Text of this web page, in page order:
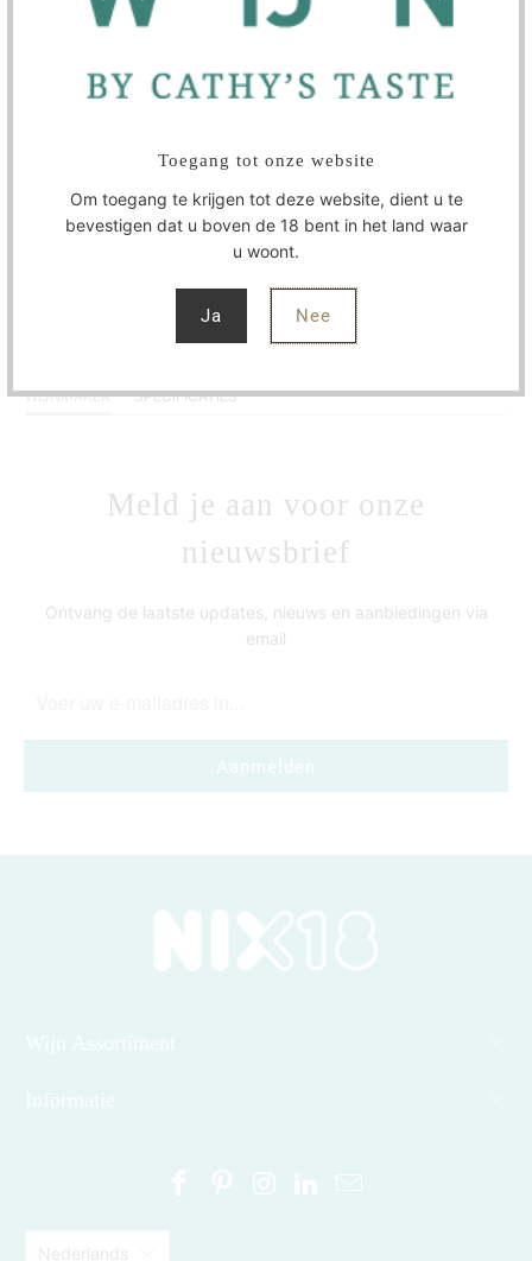
WIJNMAKER SPECIFICATIES
Meld je aan voor onze
nieuwsbrief
Ontvang de laatste updates, nieuws en aanbiedingen via
email
Wijn Assortiment
Informatie
Nederlands
Toegang tot onze website
Om toegang te krijgen tot deze website, dient u te
bevestigen dat u boven de 18 bent in het land waar
u woont.
Ja Nee